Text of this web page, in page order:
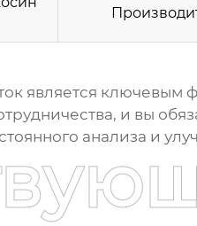
является ключевым
и вы
анализа и